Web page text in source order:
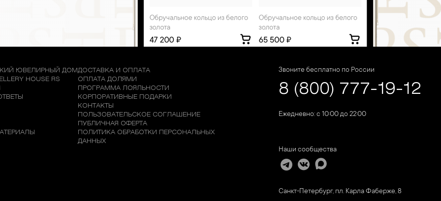
ЮВЕЛИРНЫЙ ДОМ
HOUSE RS
ДОСТАВКА И ОПЛАТА
ОПЛАТА ДОЛЯМИ
ПРОГРАММА ЛОЯЛЬНОСТИ
КОРПОРАТИВНЫЕ ПОДАРКИ
КОНТАКТЫ
ПОЛЬЗОВАТЕЛЬСКОЕ СОГЛАШЕНИЕ
ПУБЛИЧНАЯ ОФЕРТА
ПОЛИТИКА ОБРАБОТКИ ПЕРСОНАЛЬНЫХ
ДАННЫХ
Звоните бесплатно по России
8 (800) 777-19-12
Ежедневно: с 10:00 до 22:00
Наши сообщества
Санкт-Петербург, пл. Карла Фаберже, 8